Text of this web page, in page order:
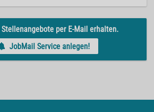
Stellenangebote per E-Mail erhalten.
JobMail Service anlegen!